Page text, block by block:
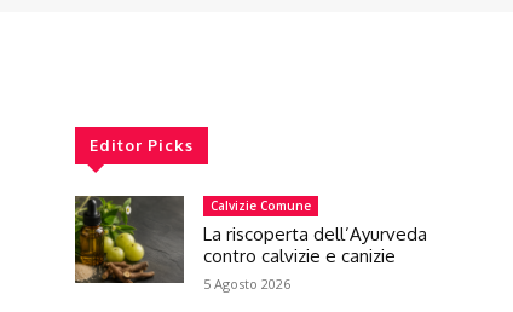
Editor Picks
Calvizie Comune
La riscoperta dell’Ayurveda
contro calvizie e canizie
5 Agosto 2026